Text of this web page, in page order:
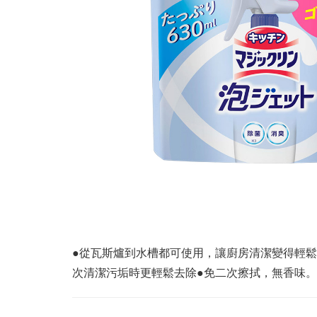
●從瓦斯爐到水槽都可使用，讓廚房清潔變得輕
次清潔污垢時更輕鬆去除●免二次擦拭，無香味